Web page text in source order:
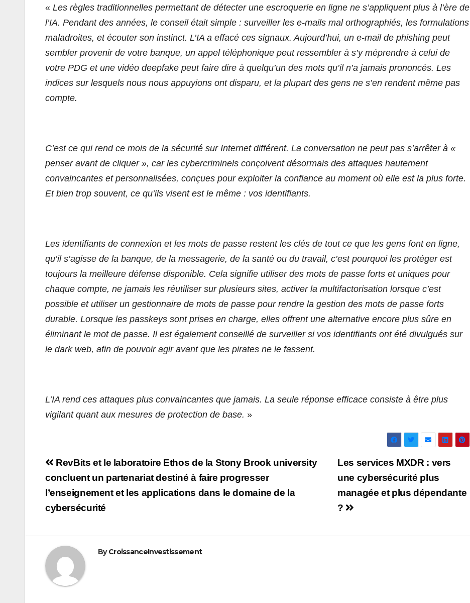
« Les règles traditionnelles permettant de détecter une escroquerie en ligne ne s’appliquent plus à l’ère de
l’IA. Pendant des années, le conseil était simple : surveiller les e-mails mal orthographiés, les formulations
maladroites, et écouter son instinct. L’IA a effacé ces signaux. Aujourd’hui, un e-mail de phishing peut
sembler provenir de votre banque, un appel téléphonique peut ressembler à s’y méprendre à celui de
votre PDG et une vidéo deepfake peut faire dire à quelqu’un des mots qu’il n’a jamais prononcés. Les
indices sur lesquels nous nous appuyions ont disparu, et la plupart des gens ne s’en rendent même pas
compte.
C’est ce qui rend ce mois de la sécurité sur Internet différent. La conversation ne peut pas s’arrêter à «
penser avant de cliquer », car les cybercriminels conçoivent désormais des attaques hautement
convaincantes et personnalisées, conçues pour exploiter la confiance au moment où elle est la plus forte.
Et bien trop souvent, ce qu’ils visent est le même : vos identifiants.
Les identifiants de connexion et les mots de passe restent les clés de tout ce que les gens font en ligne,
qu’il s’agisse de la banque, de la messagerie, de la santé ou du travail, c’est pourquoi les protéger est
toujours la meilleure défense disponible. Cela signifie utiliser des mots de passe forts et uniques pour
chaque compte, ne jamais les réutiliser sur plusieurs sites, activer la multifactorisation lorsque c’est
possible et utiliser un gestionnaire de mots de passe pour rendre la gestion des mots de passe forts
durable. Lorsque les passkeys sont prises en charge, elles offrent une alternative encore plus sûre en
éliminant le mot de passe. Il est également conseillé de surveiller si vos identifiants ont été divulgués sur
le dark web, afin de pouvoir agir avant que les pirates ne le fassent.
L’IA rend ces attaques plus convaincantes que jamais. La seule réponse efficace consiste à être plus
vigilant quant aux mesures de protection de base. »
Navigation
de
l’article
Les services MXDR : vers
une cybersécurité plus
managée et plus dépendante
?
RevBits et le laboratoire Ethos de la Stony Brook university
concluent un partenariat destiné à faire progresser
l’enseignement et les applications dans le domaine de la
cybersécurité
ByCroissanceInvestissement